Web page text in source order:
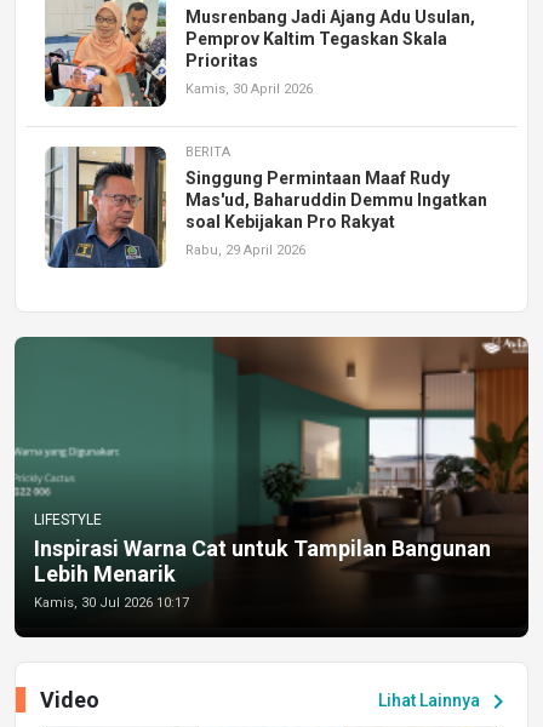
Musrenbang Jadi Ajang Adu Usulan,
Pemprov Kaltim Tegaskan Skala
Prioritas
Kamis, 30 April 2026
BERITA
Singgung Permintaan Maaf Rudy
Mas'ud, Baharuddin Demmu Ingatkan
soal Kebijakan Pro Rakyat
Rabu, 29 April 2026
LIFESTYLE
Inspirasi Warna Cat untuk Tampilan Bangunan
Lebih Menarik
Kamis, 30 Jul 2026 10:17
Lihat Lainnya chevron_right
Video